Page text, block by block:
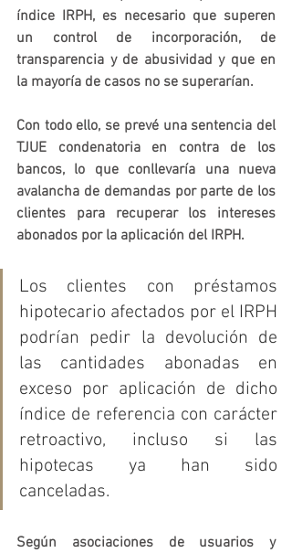
índice IRPH, es necesario que superen
un control de incorporación, de
transparencia y de abusividad y que en
la mayoría de casos no se superarían.
Con todo ello, se prevé una sentencia del
TJUE condenatoria en contra de los
bancos, lo que conllevaría una nueva
avalancha de demandas por parte de los
clientes para recuperar los intereses
abonados por la aplicación del IRPH.
Los clientes con préstamos
hipotecario afectados por el IRPH
podrían pedir la devolución de
las cantidades abonadas en
exceso por aplicación de dicho
índice de referencia con carácter
retroactivo, incluso si las
hipotecas ya han sido
canceladas.
Según asociaciones de usuarios y